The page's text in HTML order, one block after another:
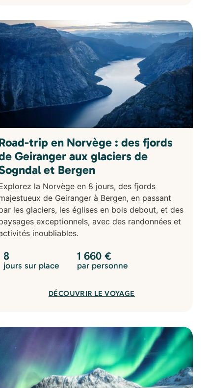
trip en Norvège : des fjords
Geiranger aux glaciers de
et Bergen
la Norvège en 8 jours, des fjords
de Geiranger à Bergen, en passant
les glaciers, les églises en bois debout, et des
exceptionnels, avec des randonnées et
inoubliables.
8
jours sur place
1 660 €
par personne
DÉCOUVRIR LE VOYAGE